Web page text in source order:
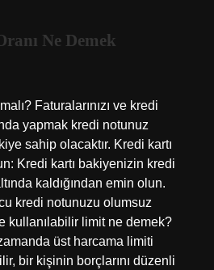
Ne Demek
Faturalarınızı ve kredi
yapmak kredi notunuz
sahip olacaktır. Kredi kartı
Kredi kartı bakiyenizin kredi
kaldığından emin olun.
kredi notunuzu olumsuz
kullanılabilir limit ne demek?
üst harcama limiti
bir kişinin borçlarını düzenli